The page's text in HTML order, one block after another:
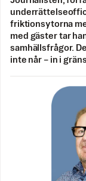
friktionsytorna
med gäster tar
samhällsfrågor.
inte når – in i